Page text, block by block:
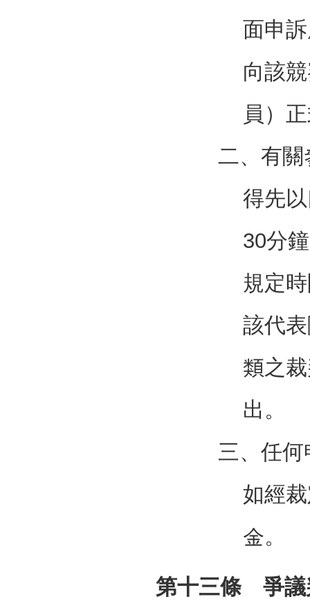
面申
向該
員）
二、有
得先
30分
規定
該代
類之
出。
三、任
如經
金。
第十三條 爭議